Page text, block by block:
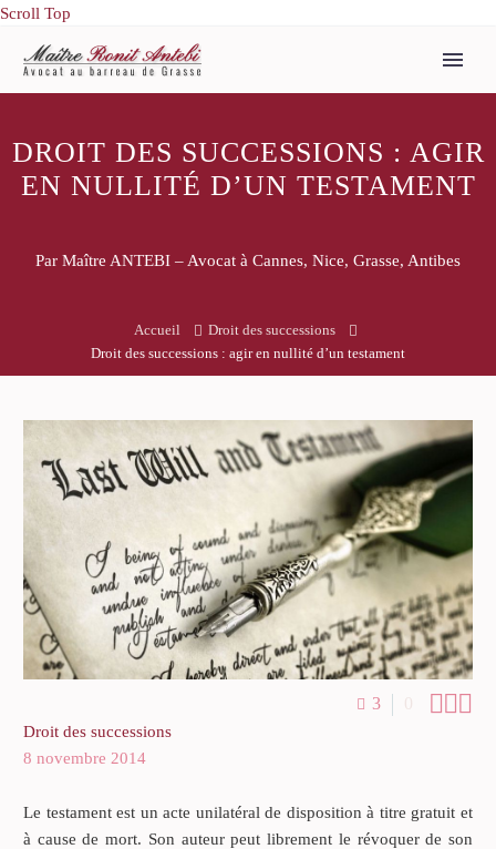
Scroll Top
DROIT DES SUCCESSIONS : AGIR
EN NULLITÉ D’UN TESTAMENT
Par Maître ANTEBI – Avocat à Cannes, Nice, Grasse, Antibes
Accueil
Droit des successions
Droit des successions : agir en nullité d’un testament
3 0 
Droit des successions
8 novembre 2014
Le testament est un acte unilatéral de disposition à titre gratuit et
à cause de mort. Son auteur peut librement le révoquer de son